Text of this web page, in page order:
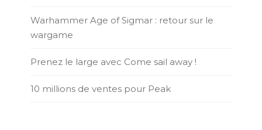
Warhammer Age of Sigmar : retour sur le
wargame
Prenez le large avec Come sail away !
10 millions de ventes pour Peak